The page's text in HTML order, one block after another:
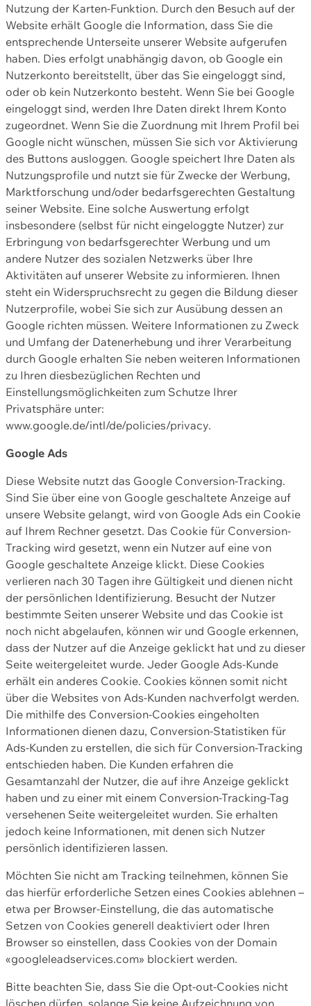
Nutzung der Karten-Funktion. Durch den Besuch auf der
Website erhält Google die Information, dass Sie die
entsprechende Unterseite unserer Website aufgerufen
haben. Dies erfolgt unabhängig davon, ob Google ein
Nutzerkonto bereitstellt, über das Sie eingeloggt sind,
oder ob kein Nutzerkonto besteht. Wenn Sie bei Google
eingeloggt sind, werden Ihre Daten direkt Ihrem Konto
zugeordnet. Wenn Sie die Zuordnung mit Ihrem Profil bei
Google nicht wünschen, müssen Sie sich vor Aktivierung
des Buttons ausloggen. Google speichert Ihre Daten als
Nutzungsprofile und nutzt sie für Zwecke der Werbung,
Marktforschung und/oder bedarfsgerechten Gestaltung
seiner Website. Eine solche Auswertung erfolgt
insbesondere (selbst für nicht eingeloggte Nutzer) zur
Erbringung von bedarfsgerechter Werbung und um
andere Nutzer des sozialen Netzwerks über Ihre
Aktivitäten auf unserer Website zu informieren. Ihnen
steht ein Widerspruchsrecht zu gegen die Bildung dieser
Nutzerprofile, wobei Sie sich zur Ausübung dessen an
Google richten müssen. Weitere Informationen zu Zweck
und Umfang der Datenerhebung und ihrer Verarbeitung
durch Google erhalten Sie neben weiteren Informationen
zu Ihren diesbezüglichen Rechten und
Einstellungsmöglichkeiten zum Schutze Ihrer
Privatsphäre unter:
www.google.de/intl/de/policies/privacy.
Google Ads
Diese Website nutzt das Google Conversion-Tracking.
Sind Sie über eine von Google geschaltete Anzeige auf
unsere Website gelangt, wird von Google Ads ein Cookie
auf Ihrem Rechner gesetzt. Das Cookie für Conversion-
Tracking wird gesetzt, wenn ein Nutzer auf eine von
Google geschaltete Anzeige klickt. Diese Cookies
verlieren nach 30 Tagen ihre Gültigkeit und dienen nicht
der persönlichen Identifizierung. Besucht der Nutzer
bestimmte Seiten unserer Website und das Cookie ist
noch nicht abgelaufen, können wir und Google erkennen,
dass der Nutzer auf die Anzeige geklickt hat und zu dieser
Seite weitergeleitet wurde. Jeder Google Ads-Kunde
erhält ein anderes Cookie. Cookies können somit nicht
über die Websites von Ads-Kunden nachverfolgt werden.
Die mithilfe des Conversion-Cookies eingeholten
Informationen dienen dazu, Conversion-Statistiken für
Ads-Kunden zu erstellen, die sich für Conversion-Tracking
entschieden haben. Die Kunden erfahren die
Gesamtanzahl der Nutzer, die auf ihre Anzeige geklickt
haben und zu einer mit einem Conversion-Tracking-Tag
versehenen Seite weitergeleitet wurden. Sie erhalten
jedoch keine Informationen, mit denen sich Nutzer
persönlich identifizieren lassen.
Möchten Sie nicht am Tracking teilnehmen, können Sie
das hierfür erforderliche Setzen eines Cookies ablehnen –
etwa per Browser-Einstellung, die das automatische
Setzen von Cookies generell deaktiviert oder Ihren
Browser so einstellen, dass Cookies von der Domain
«googleleadservices.com» blockiert werden.
Bitte beachten Sie, dass Sie die Opt-out-Cookies nicht